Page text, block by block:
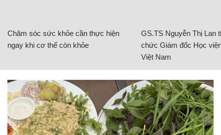
Chăm sóc sức khỏe cần thực hiện
ngay khi cơ thể còn khỏe
GS.TS Nguyễn Thị Lan
chức Giám đốc Học
Việt Nam